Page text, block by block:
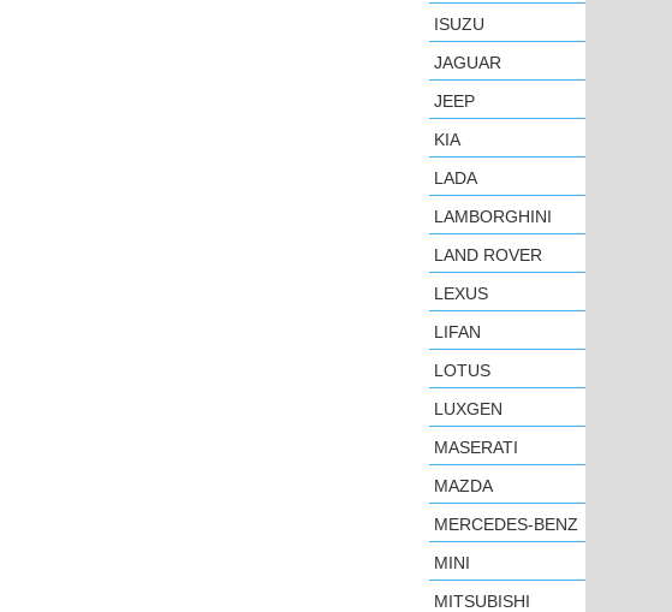
ISUZU
JAGUAR
JEEP
KIA
LADA
LAMBORGHINI
LAND ROVER
LEXUS
LIFAN
LOTUS
LUXGEN
MASERATI
MAZDA
MERCEDES-BENZ
MINI
MITSUBISHI